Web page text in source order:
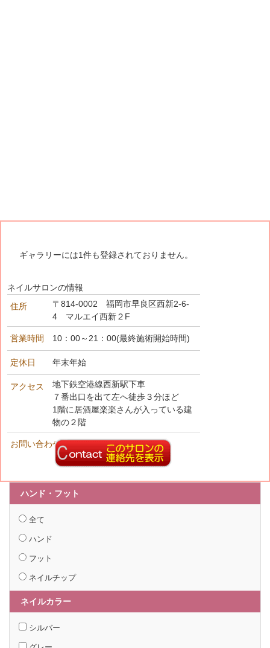
ギャラリーには1件も登録されておりません。
ネイルサロンの情報
住所
〒814-0002 福岡市早良区西新2-6-
4 マルエイ西新２F
営業時間 10：00～21：00(最終施術開始時間)
定休日 年末年始
アクセス
地下鉄空港線西新駅下車
７番出口を出て左へ徒歩３分ほど
1階に居酒屋楽楽さんが入っている建
物の２階
お問い合わせ先
ハンド・フット
全て
ハンド
フット
ネイルチップ
ネイルカラー
シルバー